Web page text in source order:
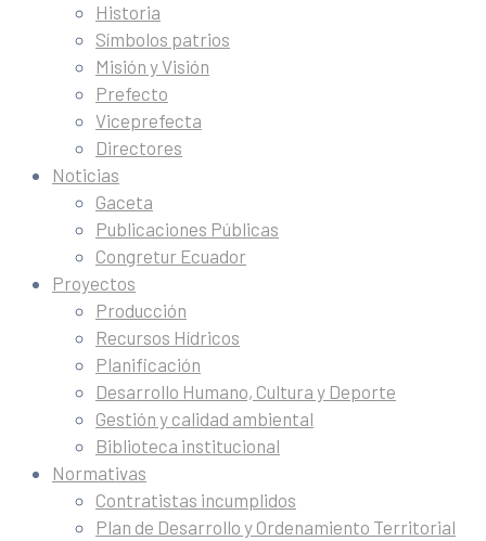
Historia
Símbolos patrios
Misión y Visión
Prefecto
Viceprefecta
Directores
Noticias
Gaceta
Publicaciones Públicas
Congretur Ecuador
Proyectos
Producción
Recursos Hídricos
Planificación
Desarrollo Humano, Cultura y Deporte
Gestión y calidad ambiental
Biblioteca institucional
Normativas
Contratistas incumplidos
Plan de Desarrollo y Ordenamiento Territorial